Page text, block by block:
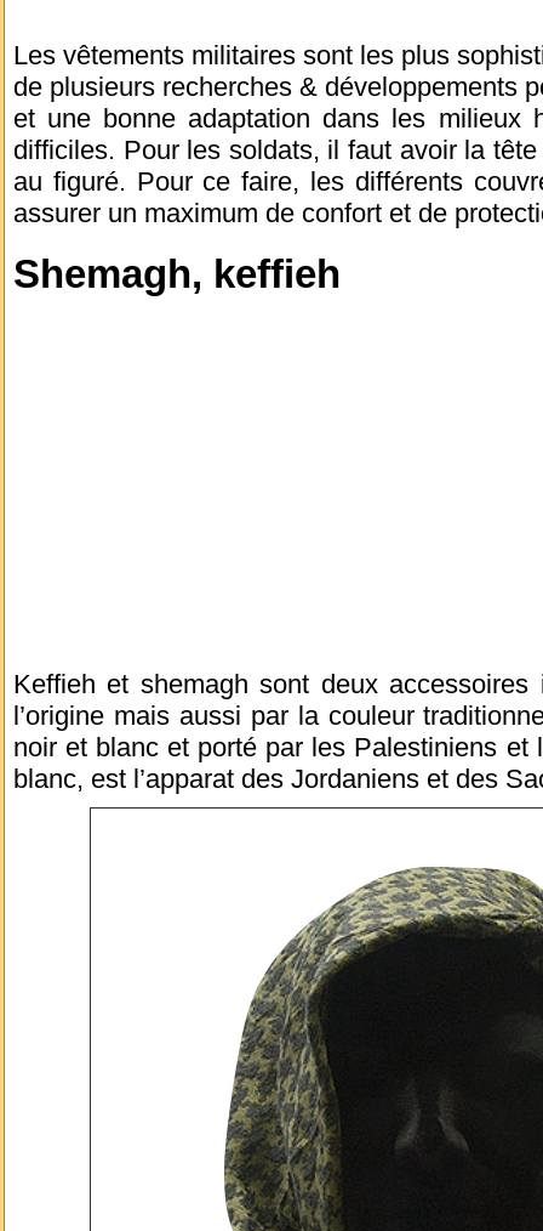
Les vêtements militaires sont les plus
de plusieurs recherches & développements
et une bonne adaptation dans les milieux
difficiles. Pour les soldats, il faut avoir la
au figuré. Pour ce faire, les différents
assurer un maximum de confort et de
Shemagh, keffieh
Keffieh et shemagh sont deux
l’origine mais aussi par la couleur
noir et blanc et porté par les Palestiniens et
blanc, est l’apparat des Jordaniens et des